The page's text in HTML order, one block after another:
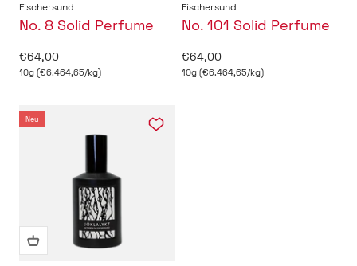
Fischersund
No. 8 Solid Perfume
Angebot
€64,00
10g (€6.464,65/kg)
Fischersund
No. 101 Solid Perfume
Angebot
€64,00
10g (€6.464,65/kg)
Neu